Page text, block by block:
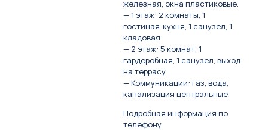
железная, окна пластиковые.
— 1 этаж: 2 комнаты, 1
гостиная-кухня, 1 санузел, 1
кладовая
— 2 этаж: 5 комнат, 1
гардеробная, 1 санузел, выход
на террасу
— Коммуникации: газ, вода,
канализация центральные.
Подробная информация по
телефону.